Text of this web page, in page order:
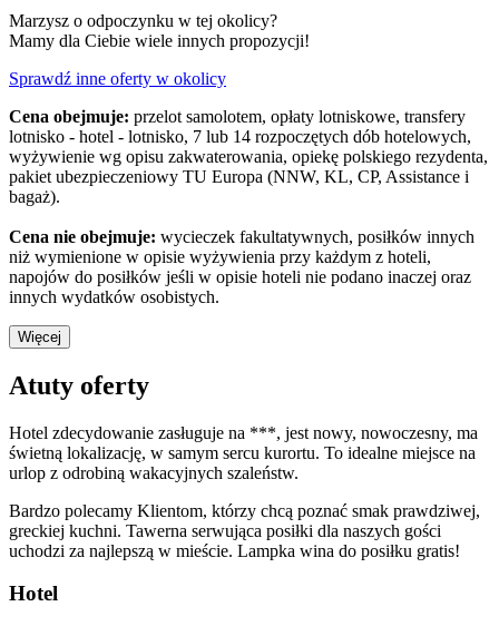
Marzysz o odpoczynku w tej okolicy?
Mamy dla Ciebie wiele innych propozycji!
Sprawdź inne oferty w okolicy
Cena obejmuje: przelot samolotem, opłaty lotniskowe, transfery
lotnisko - hotel - lotnisko, 7 lub 14 rozpoczętych dób hotelowych,
wyżywienie wg opisu zakwaterowania, opiekę polskiego rezydenta,
pakiet ubezpieczeniowy TU Europa (NNW, KL, CP, Assistance i
bagaż).
Cena nie obejmuje: wycieczek fakultatywnych, posiłków innych
niż wymienione w opisie wyżywienia przy każdym z hoteli,
napojów do posiłków jeśli w opisie hoteli nie podano inaczej oraz
innych wydatków osobistych.
Więcej
Atuty oferty
Hotel zdecydowanie zasługuje na ***, jest nowy, nowoczesny, ma
świetną lokalizację, w samym sercu kurortu. To idealne miejsce na
urlop z odrobiną wakacyjnych szaleństw.
Bardzo polecamy Klientom, którzy chcą poznać smak prawdziwej,
greckiej kuchni. Tawerna serwująca posiłki dla naszych gości
uchodzi za najlepszą w mieście. Lampka wina do posiłku gratis!
Hotel